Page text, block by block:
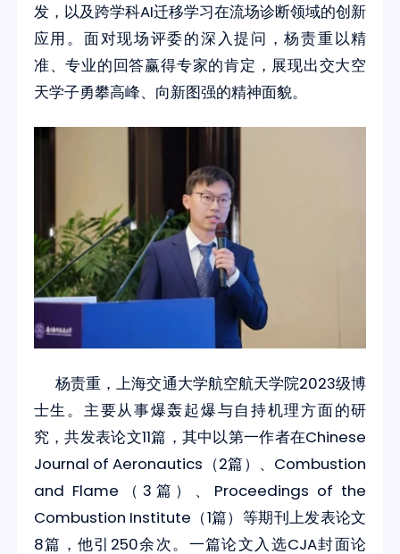
发，以及跨学科AI迁移学习在流场诊断领域的创新
应用。面对现场评委的深入提问，杨责重以精
准、专业的回答赢得专家的肯定，展现出交大空
天学子勇攀高峰、向新图强的精神面貌。
杨责重，上海交通大学航空航天学院2023级博
士生。主要从事爆轰起爆与自持机理方面的研
究，共发表论文11篇，其中以第一作者在Chinese
Journal of Aeronautics（2篇）、Combustion
and Flame（3篇）、Proceedings of the
Combustion Institute（1篇）等期刊上发表论文
8篇，他引250余次。一篇论文入选CJA封面论